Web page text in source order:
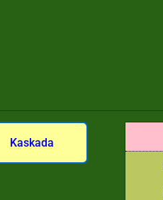
Kaskada